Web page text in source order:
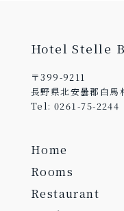
Hotel Stelle
〒399-9211
長野県北安曇郡白
Tel: 0261-75-2244
Home
Rooms
Restaurant